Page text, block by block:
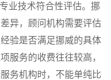
技术符合性评估。挪
异，顾问机构需要评估
验是否满足挪威的具体
服务的收费往往较高，
务机构时，不能单纯比